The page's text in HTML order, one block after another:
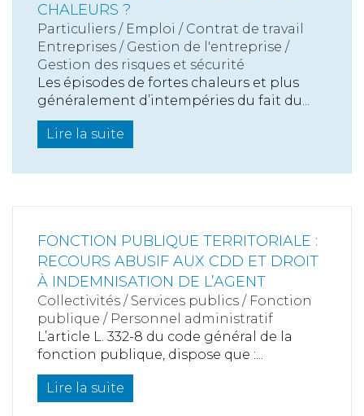
CHALEURS ?
Particuliers / Emploi / Contrat de travail
Entreprises / Gestion de l'entreprise /
Gestion des risques et sécurité
Les épisodes de fortes chaleurs et plus
généralement d’intempéries du fait du...
Lire la suite
FONCTION PUBLIQUE TERRITORIALE :
RECOURS ABUSIF AUX CDD ET DROIT
À INDEMNISATION DE L’AGENT
Collectivités / Services publics / Fonction
publique / Personnel administratif
L’article L. 332-8 du code général de la
fonction publique, dispose que :...
Lire la suite